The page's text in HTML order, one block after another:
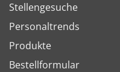
Stellengesuche
Personaltrends
Produkte
Bestellformular